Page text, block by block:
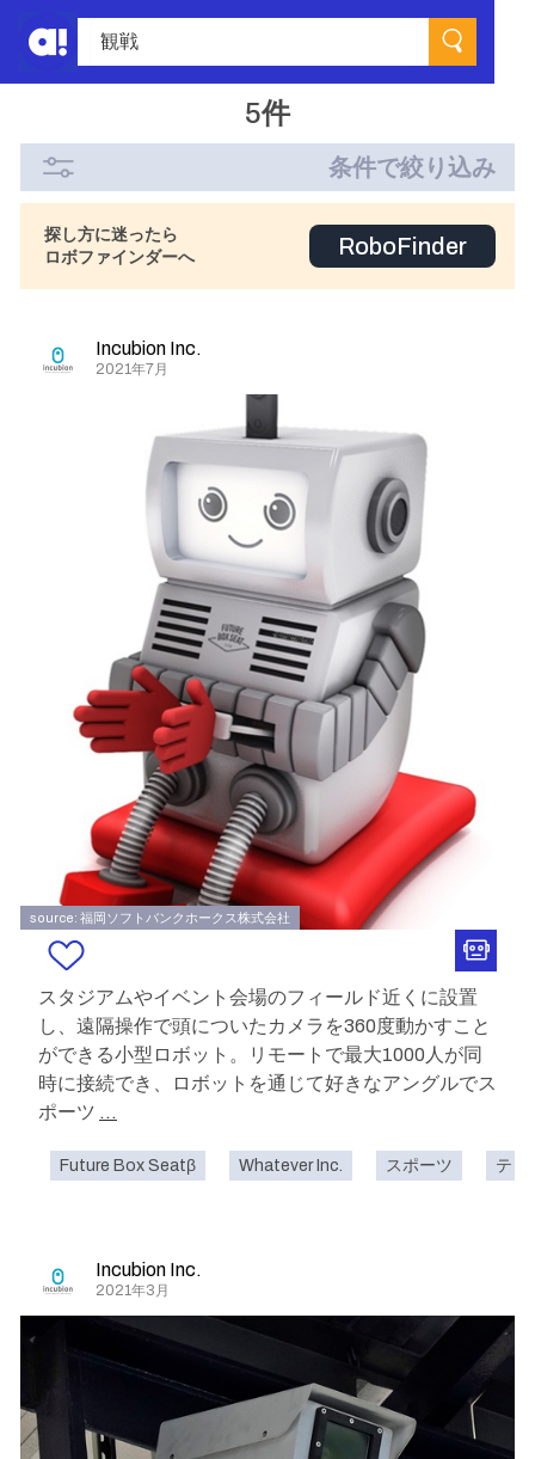
5件
条件で絞り込み
探し方に迷ったら
ロボファインダーへ
RoboFinder
Incubion Inc.
2021年7月
source: 福岡ソフトバンクホークス株式会社
スタジアムやイベント会場のフィールド近くに設置
し、遠隔操作で頭についたカメラを360度動かすこと
ができる小型ロボット。リモートで最大1000人が同
時に接続でき、ロボットを通じて好きなアングルでス
ポーツ ...
Future Box Seatβ Whatever Inc. スポーツ テレ
Incubion Inc.
2021年3月